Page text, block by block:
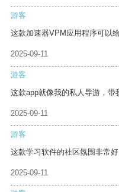
游客
这款加速器VPM应用程序可以
2025-09-11
游客
这款app就像我的私人导游，带
2025-09-11
游客
这款学习软件的社区氛围非常
2025-09-11